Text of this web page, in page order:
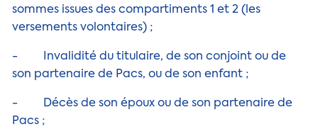
sommes issues des compartiments 1 et 2 (les
versements volontaires) ;
- Invalidité du titulaire, de son conjoint ou de
son partenaire de Pacs, ou de son enfant ;
- Décès de son époux ou de son partenaire de
Pacs ;